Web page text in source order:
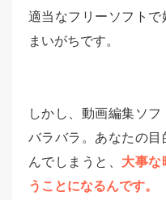
適当なフリーソフト
まいがちです。
しかし、動画編集ソ
バラバラ。あなたの
んでしまうと、 大事な
うことになるんです。